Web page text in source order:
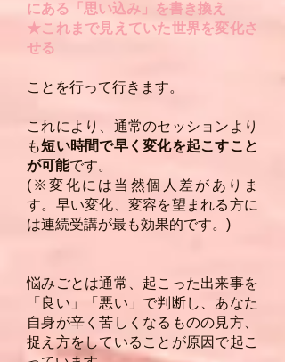
にある「思い込み」を書き換え
★これまで見えていた世界を変化さ
せる
ことを行って行きます。
これにより、通常のセッションより
も短い時間で早く変化を起こすこと
が可能です。
(※変化には当然個人差がありま
す。早い変化、変容を望まれる方に
は連続受講が最も効果的です。)
悩みごとは通常、起こった出来事を
「良い」「悪い」で判断し、あなた
自身が辛く苦しくなるものの見方、
捉え方をしていることが原因で起こ